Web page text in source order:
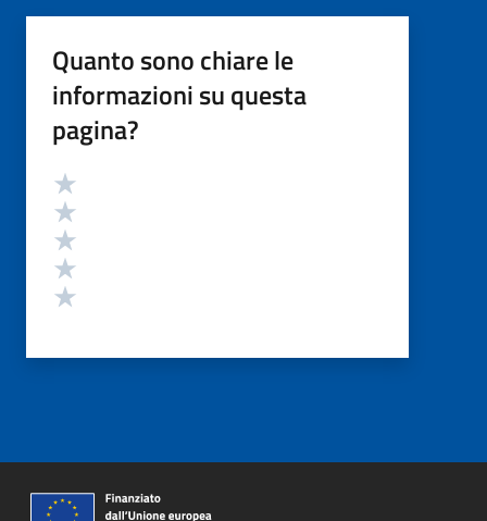
Quanto sono chiare le
informazioni su questa
pagina?
Valutazione